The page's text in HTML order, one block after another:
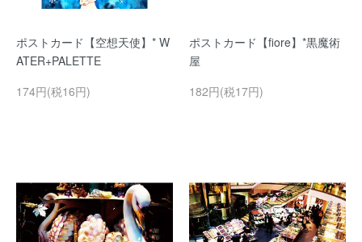
ポストカード【空想天使】* W
ATER+PALETTE
174円(税16円)
ポストカード【fiore】*黒魔術
屋
182円(税17円)